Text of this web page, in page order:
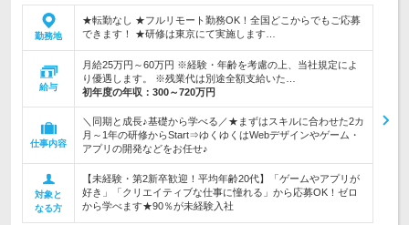
勤務地
★転勤なし ★フルリモート勤務OK！全国どこからでもご応募
できます！ ★研修は東京にて実施します…
給与
月給25万円～60万円 ※経験・年齢を考慮の上、当社規定によ
り優遇します。 ※残業代は別途全額支給いた…
初年度の年収： 300～720万円
仕事内容
＼同期と成長♪基礎から学べる／★まずはスキルに合わせた2カ
月～1年の研修からStart⇒ゆくゆくはWebデザインやゲーム・
アプリの開発などをお任せ♪
対象と
なる方
【未経験・第2新卒歓迎！平均年齢20代】「ゲームやアプリが
好き」「クリエイティブな仕事に憧れる」から応募OK！ゼロ
から学べます★90％が未経験入社